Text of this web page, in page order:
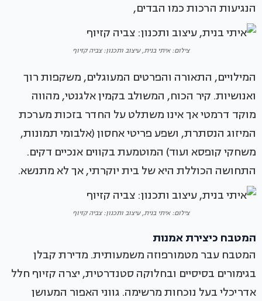
הנגיעות הרכות כמו הבדים,
צילום: איתי בנית, עיצוב ותכנון: צביה קזיוף
המילויים, התאורה והפרטים המעוגלים, משקפות רוך
ואנושיות. קיר הכוח, המשולב בקמין אלגנטי, מהווה
מוקד דרמטי אך אינו משתלט על החדר בזכות מערכת
המיזוג הנסתרת, ושפע פריטי אחסון (אלבומי תמונות,
משחקי קופסא ועוד) המוטמעת בקווים אנכיים דקים.
התחושה הכוללת היא של בית יוקרתי, אך לא מתנשא.
צילום: איתי בנית, עיצוב ותכנון: צביה קזיוף
המטבח כיצירת אמנות
המטבח עבר מטמורפוזה משמעותית. מדירת קבלן
בגימורים בסיסיים ובחלוקה סטנדרטית, יצרה קזיוף חלל
אדריכלי בעל נוכחות מרשימה. גווני האפור המעושן